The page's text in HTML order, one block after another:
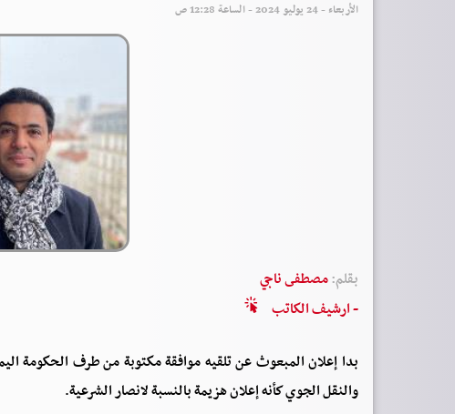
الأربعاء - 24 يوليو 2024 - الساعة 12:28 ص
بقلم:مصطفى ناجي
- ارشيف الكاتب
بدا إعلان المبعوث عن تلقيه موافقة مكتوبة من طرف الحكومة
والنقل الجوي كأنه إعلان هزيمة بالنسبة لانصار الشرعية.